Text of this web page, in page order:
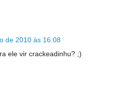
de 2010 às 16:08
ele vir crackeadinhu? ;)